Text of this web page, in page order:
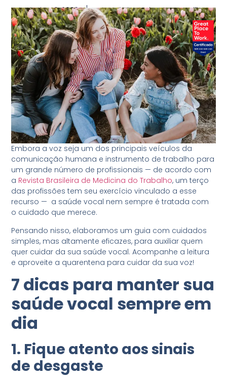
junho 16, 2020 Dr. Antônio Carlos Worms Till
Embora a voz seja um dos principais veículos da
comunicação humana e instrumento de trabalho para
um grande número de profissionais — de acordo com
a Revista Brasileira de Medicina do Trabalho, um terço
das profissões tem seu exercício vinculado a esse
recurso — a saúde vocal nem sempre é tratada com
o cuidado que merece.
Pensando nisso, elaboramos um guia com cuidados
simples, mas altamente eficazes, para auxiliar quem
quer cuidar da sua saúde vocal. Acompanhe a leitura
e aproveite a quarentena para cuidar da sua voz!
7 dicas para manter sua
saúde vocal sempre em
dia
1. Fique atento aos sinais
de desgaste